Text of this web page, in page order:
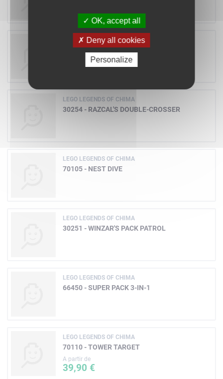
LEGO LEGENDS OF CHIMA
30253 - LEONIDAS' JUNGLE DRAGSTER
LEGO LEGENDS OF CHIMA
30254 - RAZCAL'S DOUBLE-CROSSER
LEGO LEGENDS OF CHIMA
70105 - NEST DIVE
LEGO LEGENDS OF CHIMA
30251 - WINZAR'S PACK PATROL
LEGO LEGENDS OF CHIMA
66450 - SUPER PACK 3-IN-1
LEGO LEGENDS OF CHIMA
70110 - TOWER TARGET
A partir de
39,90 €
OK, accept all
Deny all cookies
Personalize